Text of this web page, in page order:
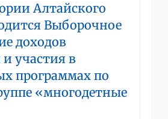
Алтайского
Выборочное
доходов
участия в
программах по
«многодетные